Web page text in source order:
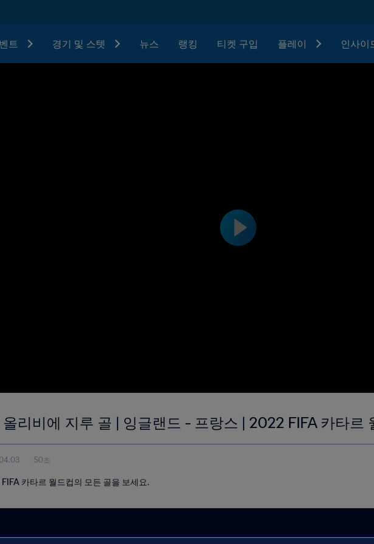
트 경기 및 스텟 뉴스 랭킹 티켓 구입 플레이 인사이
리비에 지루 골 | 잉글랜드 - 프랑스 | 2022 FIFA 카타르
50초
카타르 월드컵의 모든 골을 보세요.